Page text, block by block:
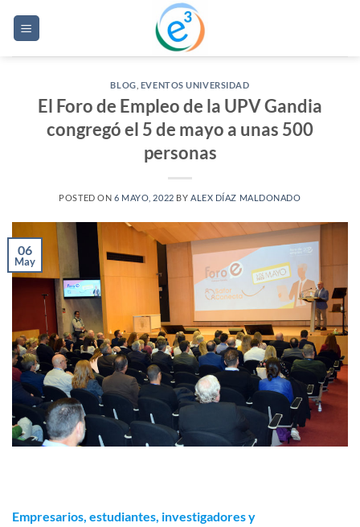
BLOG EVENTOS UNIVERSIDAD
El Foro de Empleo de la UPV Gandia
congregó el 5 de mayo a unas 500
personas
POSTED ON 6 MAYO, 2022 BY ALEX DÍAZ MALDONADO
06
May
Empresarios, estudiantes, investigadores y